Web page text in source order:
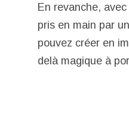
En revanche,
pris en main par
pouvez créer en
delà magique à